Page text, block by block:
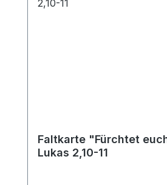
Faltkarte "Fürchtet
Lukas 2,10-11